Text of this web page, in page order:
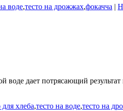
воде,тесто на дрожжах,фокачча |
воде дает потрясающий
для хлеба,тесто на воде,тесто на